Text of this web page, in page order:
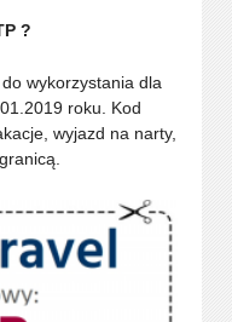
?
wykorzystania dla
roku. Kod
wyjazd na narty,